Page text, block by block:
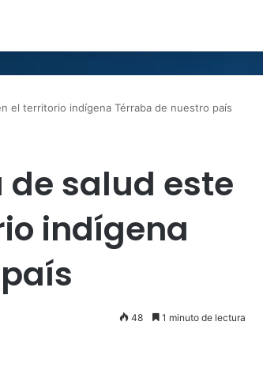
el territorio indígena Térraba de nuestro país
de salud este
indígena
48 1 minuto de lectura